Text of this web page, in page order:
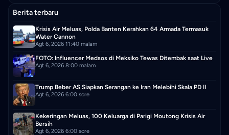
Berita terbaru
Krisis Air Meluas, Polda Banten Kerahkan 64 Armada Termasuk
Water Cannon
Agt 6, 2026 11:40 malam
FOTO: Influencer Medsos di Meksiko Tewas Ditembak saat Live
Agt 6, 2026 8:00 malam
Trump Beber AS Siapkan Serangan ke Iran Melebihi Skala PD II
Agt 6, 2026 6:00 sore
Kekeringan Meluas, 100 Keluarga di Parigi Moutong Krisis Air
Bersih
Agt 6, 2026 6:00 sore